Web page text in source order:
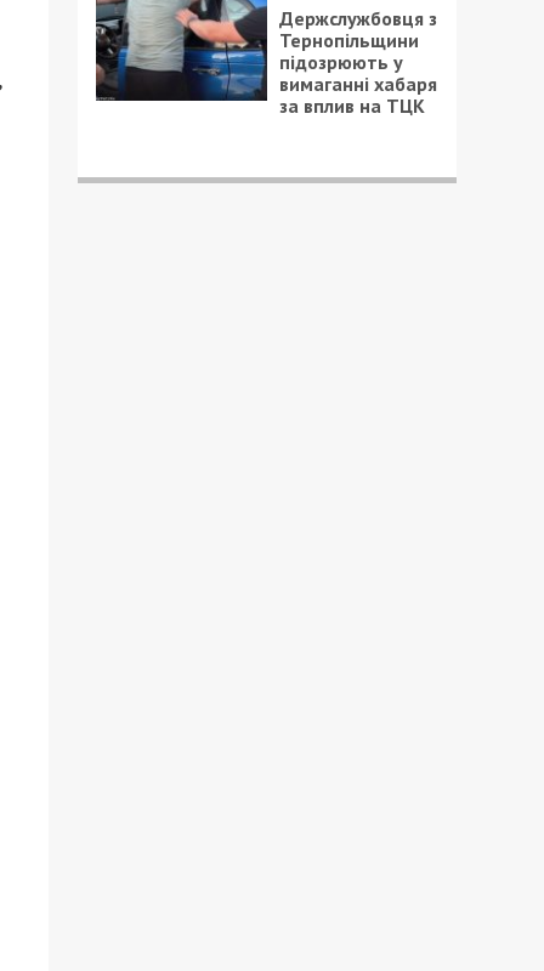
Держслужбовця з
Тернопільщини
підозрюють у
вимаганні хабаря
за вплив на ТЦК